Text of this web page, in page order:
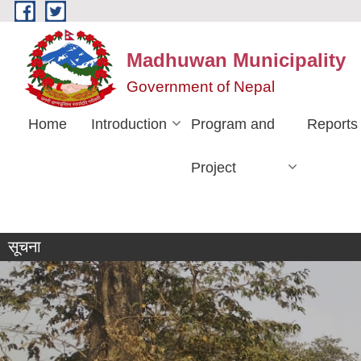
Skip to main content
Madhuwan Municipality
Government of Nepal
Home Introduction Program and
Project
Reports
सूचना